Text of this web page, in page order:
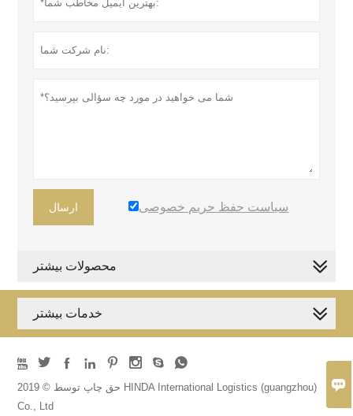

ارسال سیاست حفظ حریم خصوصی
محصولات بیشتر
خدمات بیشتر
       
حق چاپ توسط © 2019 HINDA International Logistics (guangzhou)
Co., Ltd